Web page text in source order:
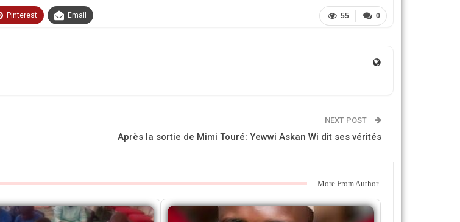
0
55
Pinterest Email
NEXT POST
Après la sortie de Mimi Touré: Yewwi Askan Wi dit ses vérités
More From Author